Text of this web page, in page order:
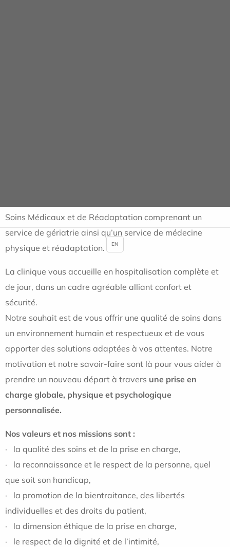
Soins Médicaux et de Réadaptation comprenant un
service de gériatrie ainsi qu’un service de médecine
physique et réadaptation.
La clinique vous accueille en hospitalisation complète et
de jour, dans un cadre agréable alliant confort et
sécurité.
Notre souhait est de vous offrir une qualité de soins dans
un environnement humain et respectueux et de vous
apporter des solutions adaptées à vos attentes. Notre
motivation et notre savoir-faire sont là pour vous aider à
prendre un nouveau départ à travers une prise en
charge globale, physique et psychologique
personnalisée.
Nos valeurs et nos missions sont :
· la qualité des soins et de la prise en charge,
· la reconnaissance et le respect de la personne, quel
que soit son handicap,
· la promotion de la bientraitance, des libertés
individuelles et des droits du patient,
· la dimension éthique de la prise en charge,
· le respect de la dignité et de l’intimité,
EN